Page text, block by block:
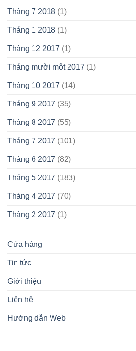
Tháng 7 2018 (1)
Tháng 1 2018 (1)
Tháng 12 2017 (1)
Tháng mười một 2017 (1)
Tháng 10 2017 (14)
Tháng 9 2017 (35)
Tháng 8 2017 (55)
Tháng 7 2017 (101)
Tháng 6 2017 (82)
Tháng 5 2017 (183)
Tháng 4 2017 (70)
Tháng 2 2017 (1)
Cửa hàng
Tin tức
Giới thiệu
Liên hệ
Hướng dẫn Web